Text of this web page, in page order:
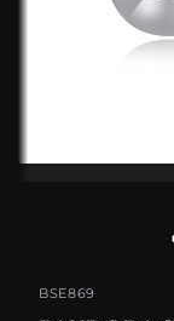
BSE869